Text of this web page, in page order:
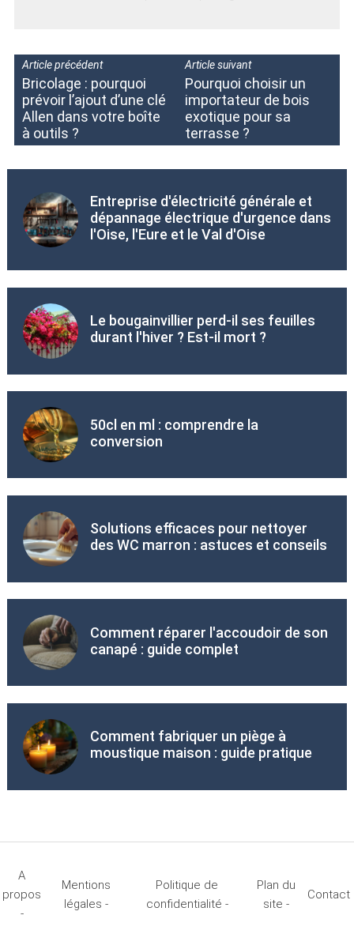
Article précédent
Bricolage : pourquoi
prévoir l’ajout d’une clé
Allen dans votre boîte
à outils ?
Article suivant
Pourquoi choisir un
importateur de bois
exotique pour sa
terrasse ?
Entreprise d'électricité générale et
dépannage électrique d'urgence dans
l'Oise, l'Eure et le Val d'Oise
Le bougainvillier perd-il ses feuilles
durant l'hiver ? Est-il mort ?
50cl en ml : comprendre la
conversion
Solutions efficaces pour nettoyer
des WC marron : astuces et conseils
Comment réparer l'accoudoir de son
canapé : guide complet
Comment fabriquer un piège à
moustique maison : guide pratique
A
propos
-
Mentions
légales -
Politique de
confidentialité -
Plan du
site -
Contact